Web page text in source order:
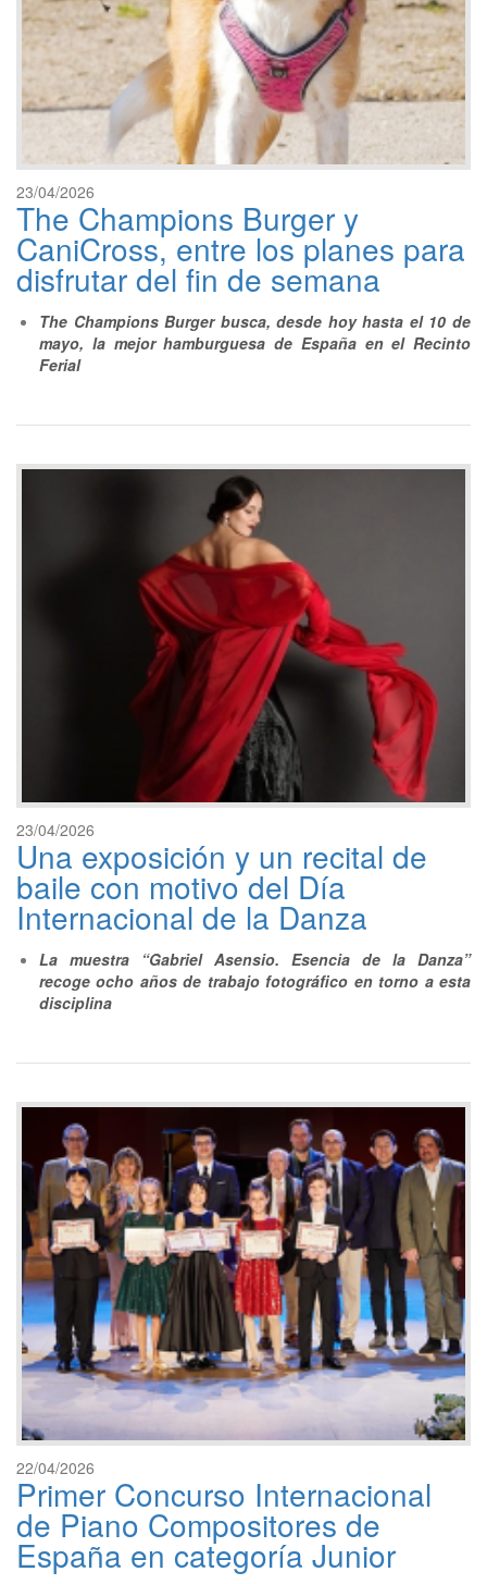
23/04/2026
The Champions Burger y
CaniCross, entre los planes para
disfrutar del fin de semana
The Champions Burger busca, desde hoy hasta el 10 de
mayo, la mejor hamburguesa de España en el Recinto
Ferial
23/04/2026
Una exposición y un recital de
baile con motivo del Día
Internacional de la Danza
La muestra “Gabriel Asensio. Esencia de la Danza”
recoge ocho años de trabajo fotográfico en torno a esta
disciplina
22/04/2026
Primer Concurso Internacional
de Piano Compositores de
España en categoría Junior